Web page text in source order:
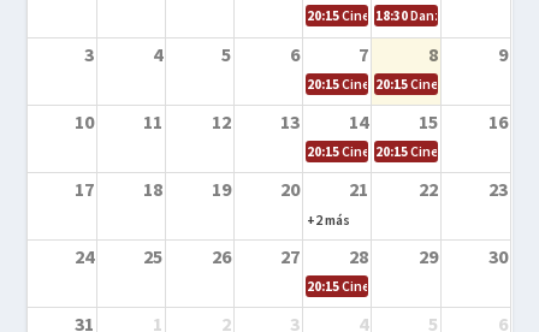
20:15Cine en la calle – Cómo
18:30Danza – Cita en el
3 4 5 6 7 8 9
20:15Cine en la calle – El niño y la
20:15Cine en la calle –
10 11 12 13 14 15 16
20:15Cine en la calle – Tortugas
20:15Cine en la calle –
17 18 19 20 21 22 23
+2 más
24 25 26 27 28 29 30
20:15Cine en el calle – Tintín y el
31 1 2 3 4 5 6